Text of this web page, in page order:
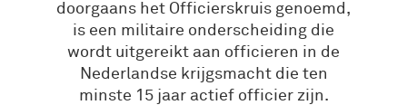
doorgaans het Officierskruis genoemd,
is een militaire onderscheiding die
wordt uitgereikt aan officieren in de
Nederlandse krijgsmacht die ten
minste 15 jaar actief officier zijn.